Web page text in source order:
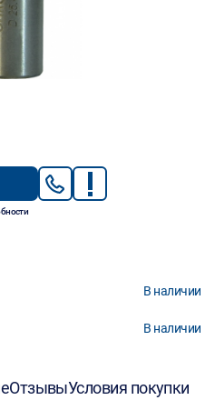
В наличии
В наличии
ОтзывыУсловия покупки